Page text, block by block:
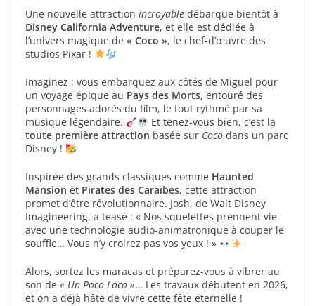
Une nouvelle attraction incroyable débarque bientôt à
Disney California Adventure, et elle est dédiée à
l’univers magique de « Coco », le chef-d’œuvre des
studios Pixar !
Imaginez : vous embarquez aux côtés de Miguel pour
un voyage épique au Pays des Morts, entouré des
personnages adorés du film, le tout rythmé par sa
musique légendaire.
Et tenez-vous bien, c’est la
toute première attraction basée sur Coco dans un parc
Disney !
Inspirée des grands classiques comme Haunted
Mansion et Pirates des Caraïbes, cette attraction
promet d’être révolutionnaire. Josh, de Walt Disney
Imagineering, a teasé : « Nos squelettes prennent vie
avec une technologie audio-animatronique à couper le
souffle… Vous n’y croirez pas vos yeux ! »
Alors, sortez les maracas et préparez-vous à vibrer au
son de « Un Poco Loco »… Les travaux débutent en 2026,
et on a déjà hâte de vivre cette fête éternelle !